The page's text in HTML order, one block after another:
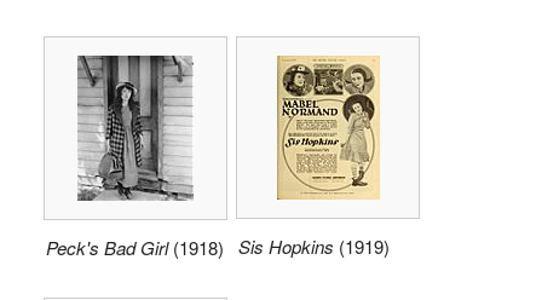
Peck's Bad Girl(1918) Sis Hopkins (1919)